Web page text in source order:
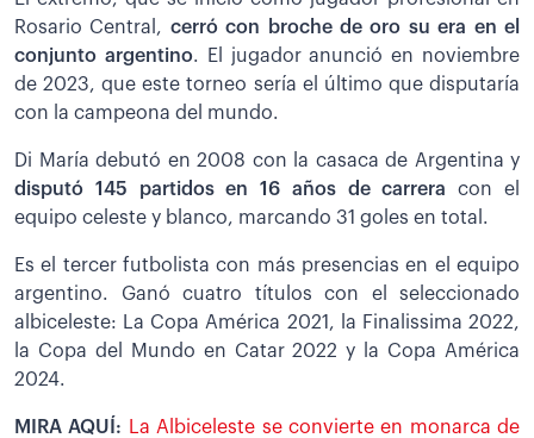
Rosario Central, cerró con broche de oro su era en el
conjunto argentino. El jugador anunció en noviembre
de 2023, que este torneo sería el último que disputaría
con la campeona del mundo.
Di María debutó en 2008 con la casaca de Argentina y
disputó 145 partidos en 16 años de carreracon el
equipo celeste y blanco, marcando 31 goles en total.
Es el tercer futbolista con más presencias en el equipo
argentino. Ganó cuatro títulos con el seleccionado
albiceleste: La Copa América 2021, la Finalissima 2022,
la Copa del Mundo en Catar 2022 y la Copa América
2024.
MIRA AQUÍ:
La Albiceleste se convierte en monarca de